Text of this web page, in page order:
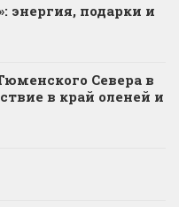
энергия, подарки и
Севера в
в край оленей и